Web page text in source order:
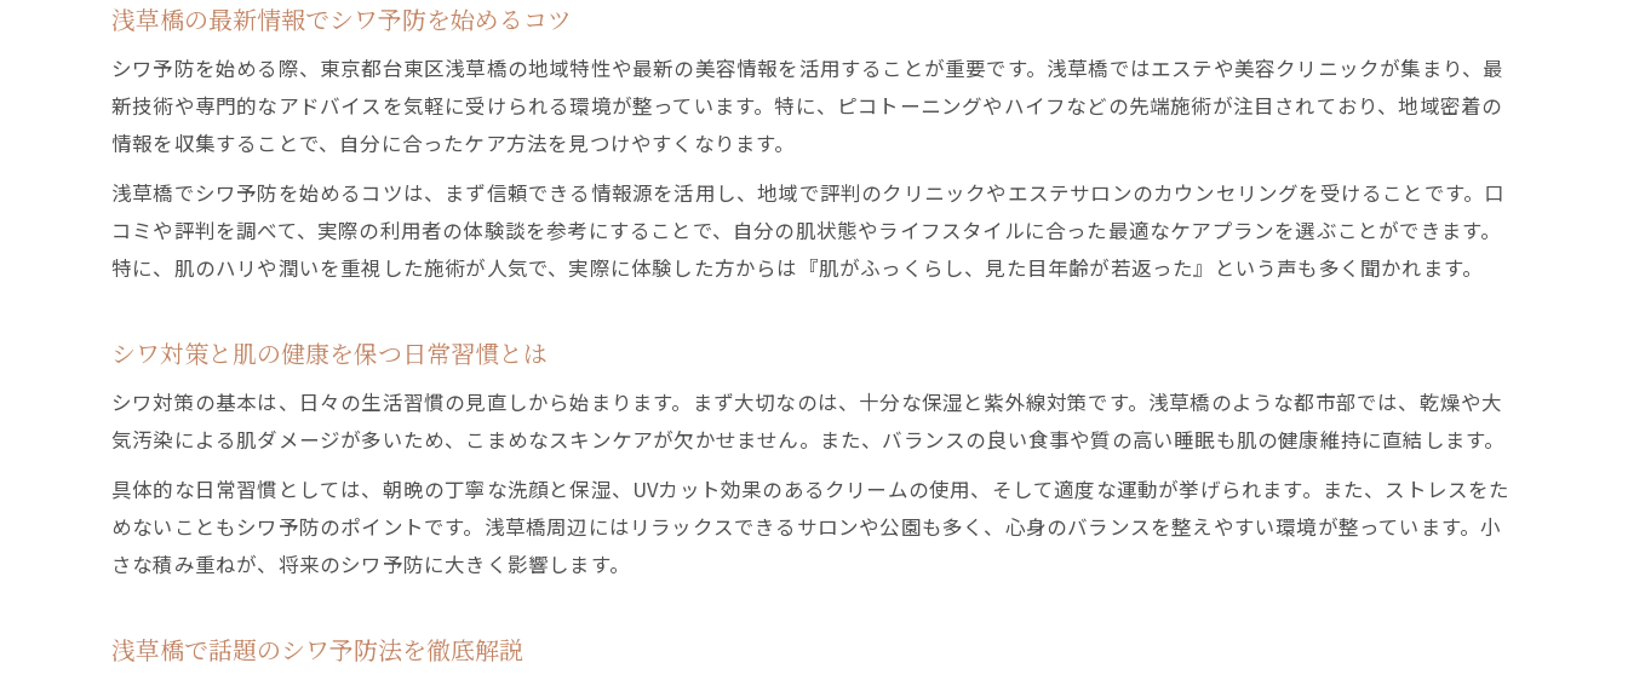
肌育注射と併用できるシワ予防ケアを紹介
ダウンタイムを抑えたシワ対策の新提案
シワケアでダウンタイムを抑えるポイント
肌育注射のダウンタイム対策と生活の工夫
クリニック利用で叶う浅草橋のシワ改善
浅草橋で評判のシワ改善クリニック選びのコツ
浅草橋の最新情報でシワ予防を始めるコツ
シワ予防を始める際、東京都台東区浅草橋の地域特性や最新の美容情報を活用することが重要です。浅草橋ではエステや美容クリニックが集まり、最
新技術や専門的なアドバイスを気軽に受けられる環境が整っています。特に、ピコトーニングやハイフなどの先端施術が注目されており、地域密着の
情報を収集することで、自分に合ったケア方法を見つけやすくなります。
浅草橋でシワ予防を始めるコツは、まず信頼できる情報源を活用し、地域で評判のクリニックやエステサロンのカウンセリングを受けることです。口
コミや評判を調べて、実際の利用者の体験談を参考にすることで、自分の肌状態やライフスタイルに合った最適なケアプランを選ぶことができます。
特に、肌のハリや潤いを重視した施術が人気で、実際に体験した方からは『肌がふっくらし、見た目年齢が若返った』という声も多く聞かれます。
シワ対策と肌の健康を保つ日常習慣とは
シワ対策の基本は、日々の生活習慣の見直しから始まります。まず大切なのは、十分な保湿と紫外線対策です。浅草橋のような都市部では、乾燥や大
気汚染による肌ダメージが多いため、こまめなスキンケアが欠かせません。また、バランスの良い食事や質の高い睡眠も肌の健康維持に直結します。
具体的な日常習慣としては、朝晩の丁寧な洗顔と保湿、UVカット効果のあるクリームの使用、そして適度な運動が挙げられます。また、ストレスをた
めないこともシワ予防のポイントです。浅草橋周辺にはリラックスできるサロンや公園も多く、心身のバランスを整えやすい環境が整っています。小
さな積み重ねが、将来のシワ予防に大きく影響します。
浅草橋で話題のシワ予防法を徹底解説